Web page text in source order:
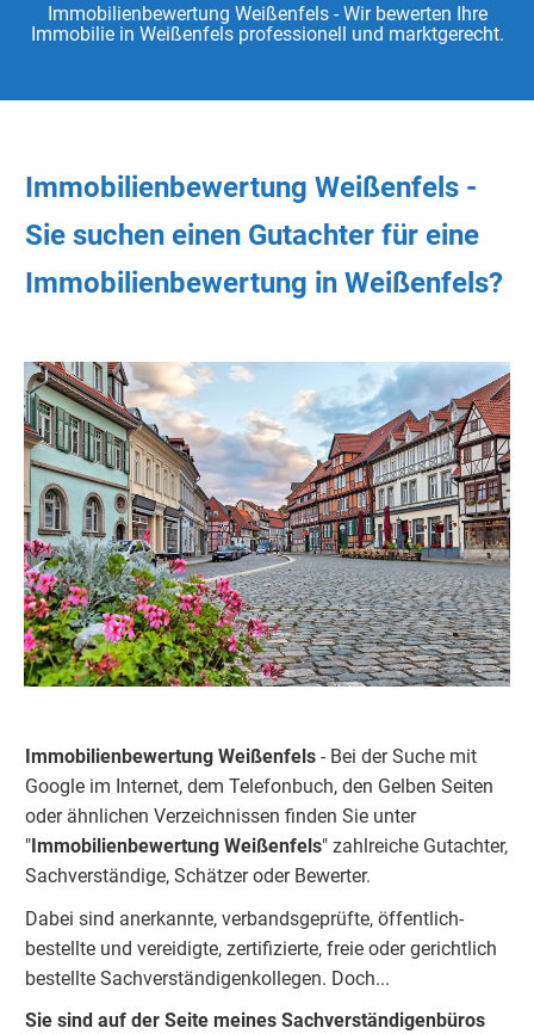
Immobilienbewertung Weißenfels - Wir bewerten Ihre
Immobilie in Weißenfels professionell und marktgerecht.
Immobilienbewertung Weißenfels -
Sie suchen einen Gutachter für eine
Immobilienbewertung in Weißenfels?
Immobilienbewertung Weißenfels - Bei der Suche mit
Google im Internet, dem Telefonbuch, den Gelben Seiten
oder ähnlichen Verzeichnissen finden Sie unter
" Immobilienbewertung Weißenfels" zahlreiche Gutachter,
Sachverständige, Schätzer oder Bewerter.
Dabei sind anerkannte, verbandsgeprüfte, öffentlich-
bestellte und vereidigte, zertifizierte, freie oder gerichtlich
bestellte Sachverständigenkollegen. Doch...
Sie sind auf der Seite meines Sachverständigenbüros